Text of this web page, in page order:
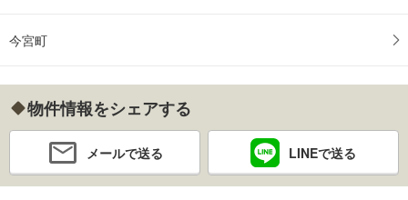
今宮町
物件情報をシェアする
メールで送る LINEで送る